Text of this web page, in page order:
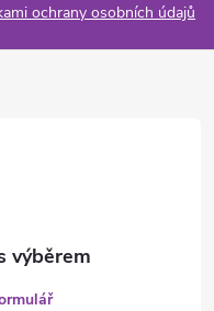
ochrany osobních údajů